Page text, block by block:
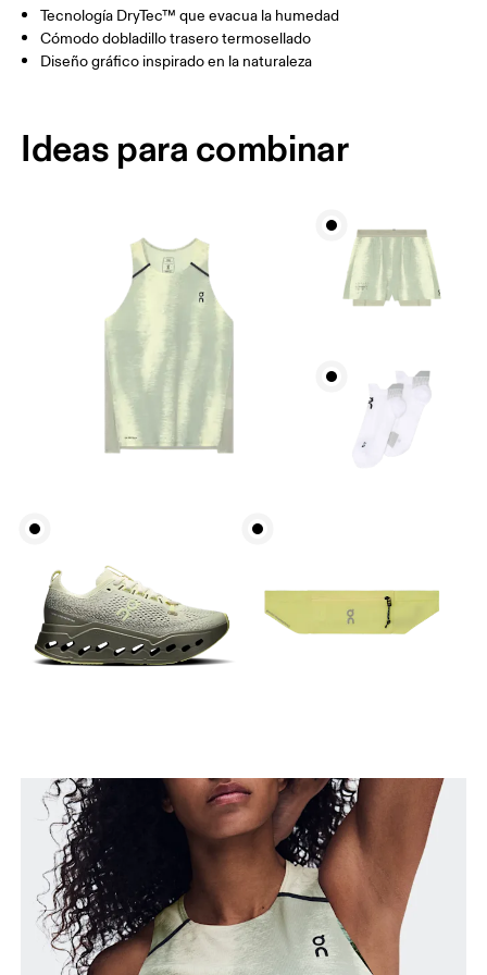
Cómo medirse
Busto
Mide el contorno de la parte con más volumen del
busto manteniendo la cinta métrica horizontal.
Cintura
Mide el contorno de la parte más ancha de las
caderas.
Tecnología DryTec™ que evacua la humedad
Cómodo dobladillo trasero termosellado
Diseño gráfico inspirado en la naturaleza
Ideas para combinar